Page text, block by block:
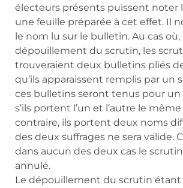
électeurs présents puissent noter
une feuille préparée à cet effet. Il
le nom lu sur le bulletin. Au cas
dépouillement du scrutin, les
trouveraient deux bulletins pliés
qu’ils apparaissent remplis par un
ces bulletins seront tenus pour un
s’ils portent l’un et l’autre le
contraire, ils portent deux noms
des deux suffrages ne sera valide.
dans aucun des deux cas le
annulé.
Le dépouillement du scrutin étant